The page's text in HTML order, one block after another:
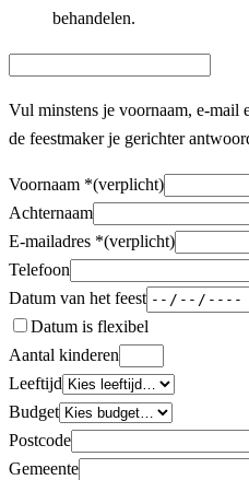
behandelen.
Vul minstens je voornaam, e‑mail
de feestmaker je gerichter
Voornaam *(verplicht)
Achternaam
E-mailadres *(verplicht)
Telefoon
Datum van het feest
Datum is flexibel
Aantal kinderen
Leeftijd
Budget
Postcode
Gemeente